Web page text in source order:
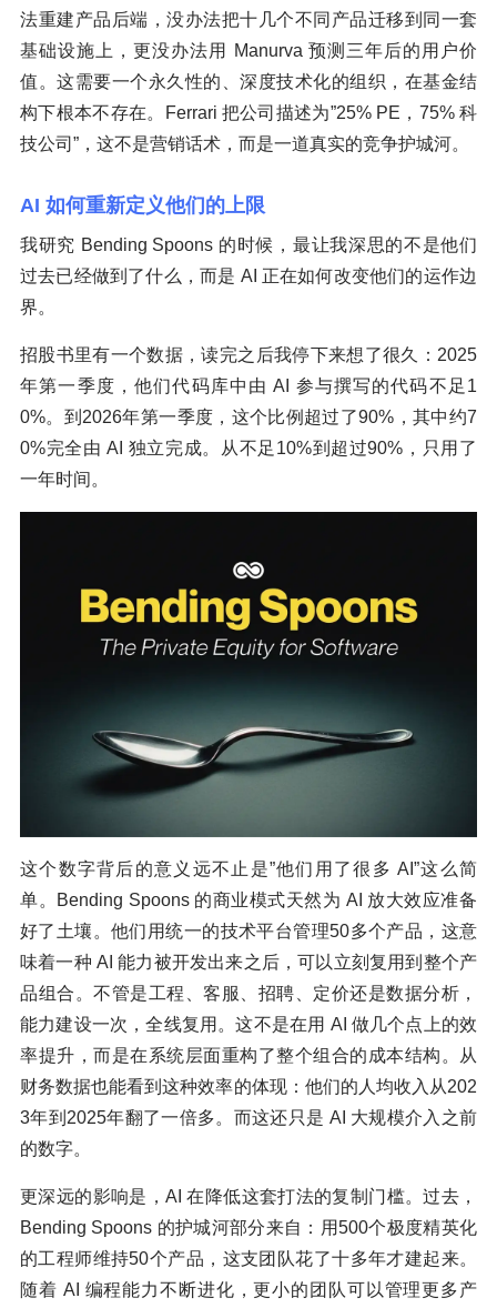
法重建产品后端，没办法把十几个不同产品迁移到同一套
基础设施上，更没办法用 Manurva 预测三年后的用户价
值。这需要一个永久性的、深度技术化的组织，在基金结
构下根本不存在。Ferrari 把公司描述为”25% PE，75% 科
技公司”，这不是营销话术，而是一道真实的竞争护城河。
AI 如何重新定义他们的上限
我研究 Bending Spoons 的时候，最让我深思的不是他们
过去已经做到了什么，而是 AI 正在如何改变他们的运作边
界。
招股书里有一个数据，读完之后我停下来想了很久：2025
年第一季度，他们代码库中由 AI 参与撰写的代码不足1
0%。到2026年第一季度，这个比例超过了90%，其中约7
0%完全由 AI 独立完成。从不足10%到超过90%，只用了
一年时间。
这个数字背后的意义远不止是”他们用了很多 AI”这么简
单。Bending Spoons 的商业模式天然为 AI 放大效应准备
好了土壤。他们用统一的技术平台管理50多个产品，这意
味着一种 AI 能力被开发出来之后，可以立刻复用到整个产
品组合。不管是工程、客服、招聘、定价还是数据分析，
能力建设一次，全线复用。这不是在用 AI 做几个点上的效
率提升，而是在系统层面重构了整个组合的成本结构。从
财务数据也能看到这种效率的体现：他们的人均收入从202
3年到2025年翻了一倍多。而这还只是 AI 大规模介入之前
的数字。
更深远的影响是，AI 在降低这套打法的复制门槛。过去，
Bending Spoons 的护城河部分来自：用500个极度精英化
的工程师维持50个产品，这支团队花了十多年才建起来。
随着 AI 编程能力不断进化，更小的团队可以管理更多产